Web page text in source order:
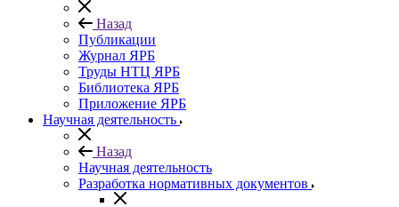
Назад
Публикации
Журнал ЯРБ
Труды НТЦ ЯРБ
Библиотека ЯРБ
Приложение ЯРБ
Научная деятельность
Назад
Научная деятельность
Разработка нормативных документов